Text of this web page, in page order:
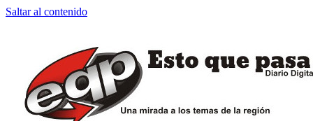
Saltar al contenido